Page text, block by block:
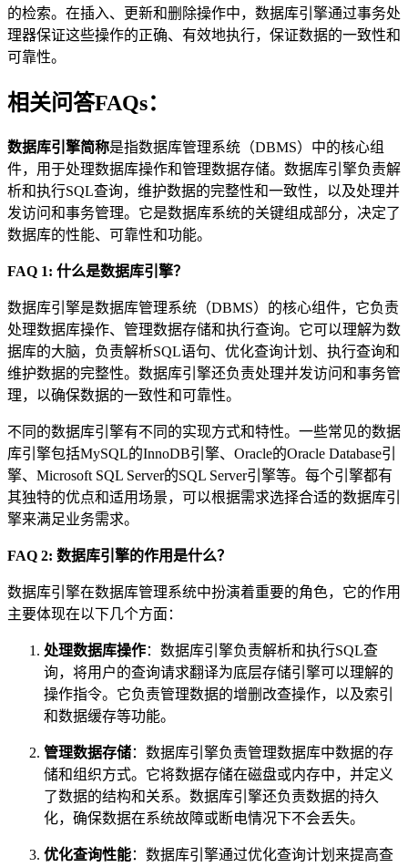
的检索。在插入、更新和删除操作中，数据库引擎通过事务处
理器保证这些操作的正确、有效地执行，保证数据的一致性和
可靠性。
相关问答FAQs：
数据库引擎简称是指数据库管理系统（DBMS）中的核心组
件，用于处理数据库操作和管理数据存储。数据库引擎负责解
析和执行SQL查询，维护数据的完整性和一致性，以及处理并
发访问和事务管理。它是数据库系统的关键组成部分，决定了
数据库的性能、可靠性和功能。
FAQ 1: 什么是数据库引擎？
数据库引擎是数据库管理系统（DBMS）的核心组件，它负责
处理数据库操作、管理数据存储和执行查询。它可以理解为数
据库的大脑，负责解析SQL语句、优化查询计划、执行查询和
维护数据的完整性。数据库引擎还负责处理并发访问和事务管
理，以确保数据的一致性和可靠性。
不同的数据库引擎有不同的实现方式和特性。一些常见的数据
库引擎包括MySQL的InnoDB引擎、Oracle的Oracle Database引
擎、Microsoft SQL Server的SQL Server引擎等。每个引擎都有
其独特的优点和适用场景，可以根据需求选择合适的数据库引
擎来满足业务需求。
FAQ 2: 数据库引擎的作用是什么？
数据库引擎在数据库管理系统中扮演着重要的角色，它的作用
主要体现在以下几个方面：
处理数据库操作：数据库引擎负责解析和执行SQL查
询，将用户的查询请求翻译为底层存储引擎可以理解的
操作指令。它负责管理数据的增删改查操作，以及索引
和数据缓存等功能。
管理数据存储：数据库引擎负责管理数据库中数据的存
储和组织方式。它将数据存储在磁盘或内存中，并定义
了数据的结构和关系。数据库引擎还负责数据的持久
化，确保数据在系统故障或断电情况下不会丢失。
优化查询性能：数据库引擎通过优化查询计划来提高查